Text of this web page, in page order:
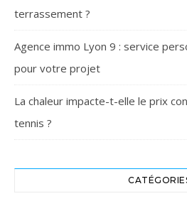
terrassement ?
Agence immo Lyon 9 : service
pour votre projet
La chaleur impacte-t-elle le prix
tennis ?